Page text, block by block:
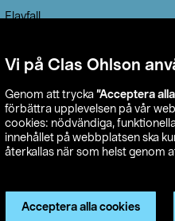
Vi på Clas Ohlson
Genom att trycka ”Acceptera
förbättra upplevelsen på vår
cookies: nödvändiga,
innehållet på webbplatsen ska
återkallas när som helst genom
Acceptera alla cookies
Elavfall
Leveransalternativ